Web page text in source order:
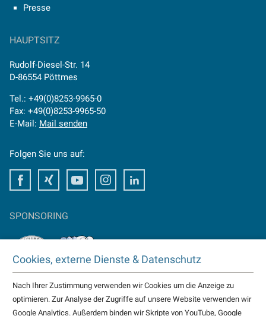
Presse
HAUPTSITZ
Rudolf-Diesel-Str. 14
D-86554 Pöttmes
Tel.: +49(0)8253-9965-0
Fax: +49(0)8253-9965-50
E-Mail: Mail senden
Folgen Sie uns auf:
FacebookXing Youtube Instagram
SPONSORING
TAKTOMAT ist Partner von
HC Erlangen
Cookies, externe Dienste & Datenschutz
Nach Ihrer Zustimmung verwenden wir Cookies um die Anzeige zu
optimieren. Zur Analyse der Zugriffe auf unsere Website verwenden wir
Google Analytics. Außerdem binden wir Skripte von YouTube, Google